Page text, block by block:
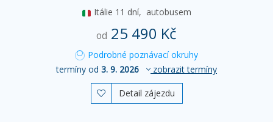
Itálie 11 dní, autobusem
od 25 490 Kč
Podrobné poznávací okruhy
termíny od 3. 9. 2026 zobrazit termíny
 Detail zájezdu